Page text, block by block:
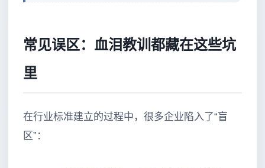
常见误区：血泪教训都藏在这些坑
里
在行业标准建立的过程中，很多企业陷入了“盲
区”：